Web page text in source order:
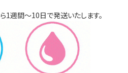
1週間～10日で発送いたします。